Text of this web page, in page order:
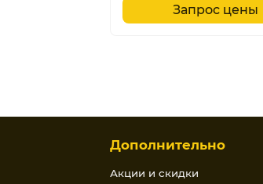
Запрос цены
Дополнительно
Акции и скидки